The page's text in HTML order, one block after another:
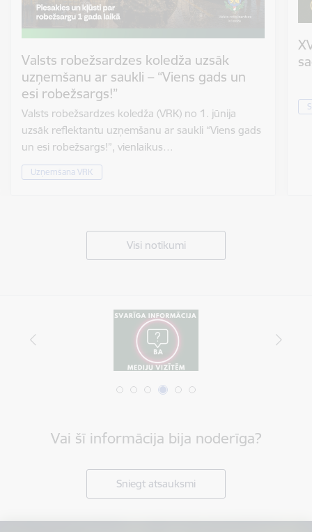
Valsts robežsardzes koledža uzsāk
uzņemšanu ar saukli – “Viens gads un
esi robežsargs!”
Valsts robežsardzes koledža (VRK) no 1. jūnija
uzsāk reflektantu uzņemšanu ar saukli “Viens gads
un esi robežsargs!”, vienlaikus…
Uzņemšana VRK
Visi notikumi
Vai šī informācija bija noderīga?
Sniegt atsauksmi